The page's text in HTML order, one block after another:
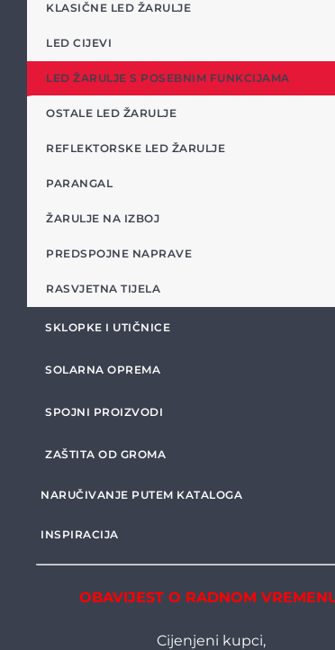
KLASIČNE LED ŽARULJE
LED CIJEVI
LED ŽARULJE S POSEBNIM FUNKCIJAMA
OSTALE LED ŽARULJE
REFLEKTORSKE LED ŽARULJE
PARANGAL
ŽARULJE NA IZBOJ
PREDSPOJNE NAPRAVE
RASVJETNA TIJELA
SKLOPKE I UTIČNICE
SOLARNA OPREMA
SPOJNI PROIZVODI
ZAŠTITA OD GROMA
NARUČIVANJE PUTEM KATALOGA
INSPIRACIJA
OBAVIJEST O RADNOM
Cijenjeni kupci,